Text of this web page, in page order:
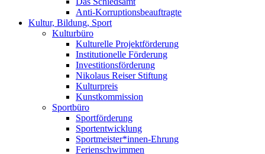
Anti-Korruptionsbeauftragte
Kultur, Bildung, Sport
Kulturbüro
Kulturelle Projektförderung
Institutionelle Förderung
Investitionsförderung
Nikolaus Reiser Stiftung
Kulturpreis
Kunstkommission
Sportbüro
Sportförderung
Sportentwicklung
Sportmeister*innen-Ehrung
Ferienschwimmen